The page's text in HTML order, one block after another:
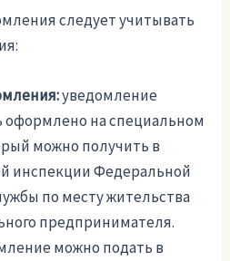
следует учитывать
уведомление
оформлено на специальном
можно получить в
инспекции Федеральной
по месту жительства
предпринимателя.
можно подать в